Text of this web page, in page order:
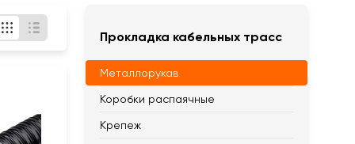
Прокладка кабельных трасс
Металлорукав
Коробки распаячные
Крепеж